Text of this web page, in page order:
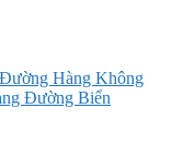
Hàng Không
Đường Biển